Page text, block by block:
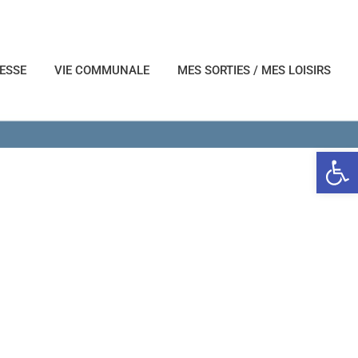
Ouvrir
VIE COMMUNALE MES SORTIES / MES LOISIRS